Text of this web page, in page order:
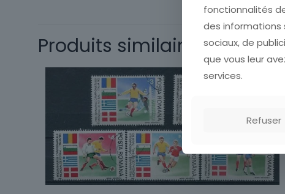
Thème
Produits similaires
fonctionnalités
des informations
sociaux, de
que vous leur
services.
Refuser